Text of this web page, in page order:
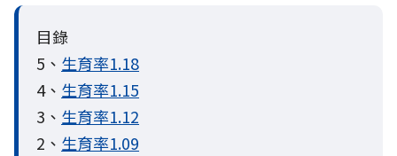
目錄
5、 生育率1.18
4、 生育率1.15
3、 生育率1.12
2、 生育率1.09